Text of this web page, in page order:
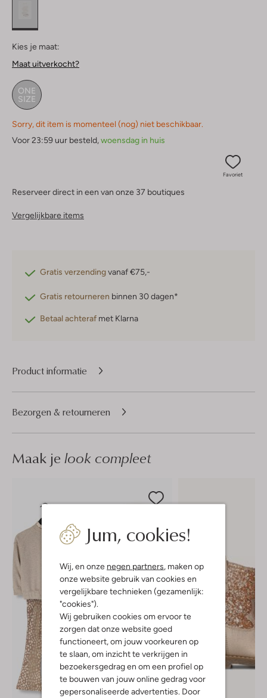
Jum, cookies!
Wij, en onze negen partners, maken op
onze website gebruik van cookies en
vergelijkbare technieken (gezamenlijk:
"cookies").
Wij gebruiken cookies om ervoor te
zorgen dat onze website goed
functioneert, om jouw voorkeuren op
te slaan, om inzicht te verkrijgen in
bezoekersgedrag en om een profiel op
te bouwen van jouw online gedrag voor
gepersonaliseerde advertenties. Door
Kies je maat:
Maat uitverkocht?
ONE
SIZE
Sorry, dit item is momenteel (nog) niet beschikbaar.
Voor 23:59 uur besteld,woensdag in huis
Favoriet
Reserveer direct in een van onze 37 boutiques
Vergelijkbare items
Gratis verzendingvanaf €75,-
Gratis retourneren binnen 30 dagen*
Betaal achteraf met Klarna
Product informatie
Bezorgen & retourneren
Maak je look compleet